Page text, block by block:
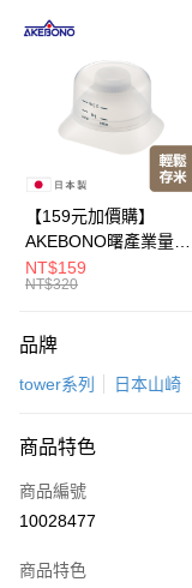
LINE Pay
Apple Pay
悠遊付
全盈+PAY
大哥付你分期
相關說明
2.付款方式選擇「大哥付
成交易。
4.訂單成立30分鐘內，如
消。如遇「轉專審核」未
【繳款方式說明】
1.分期款項不併入電信帳
2.透過簡訊連結打開帳單
運送方式
每筆NT$150，滿
【159元加價購】
AKEBONO曙產業量米
杯漏斗組(白)/量米杯/
米桶/量米用具/任二件8
NT$159
NT$320
品牌
tower系列 日本山崎
商品特色
商品編號
10028477
商品特色